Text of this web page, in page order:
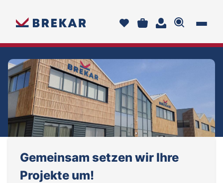
Gemeinsam setzen wir Ihre
Projekte um!